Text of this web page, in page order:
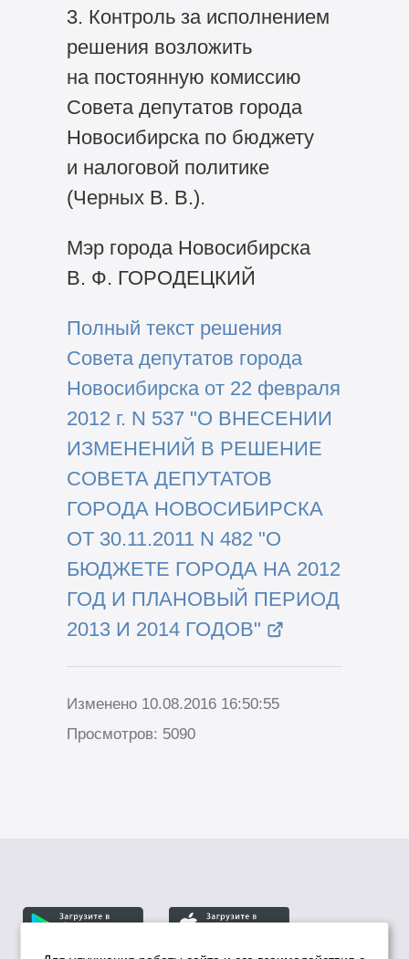
3. Контроль за исполнением
решения возложить
на постоянную комиссию
Совета депутатов города
Новосибирска по бюджету
и налоговой политике
(Черных В. В.).
Мэр города Новосибирска
В. Ф. ГОРОДЕЦКИЙ
Полный текст решения
Совета депутатов города
Новосибирска от 22 февраля
2012 г. N 537 "О ВНЕСЕНИИ
ИЗМЕНЕНИЙ В РЕШЕНИЕ
СОВЕТА ДЕПУТАТОВ
ГОРОДА НОВОСИБИРСКА
ОТ 30.11.2011 N 482 "О
БЮДЖЕТЕ ГОРОДА НА 2012
ГОД И ПЛАНОВЫЙ ПЕРИОД
2013 И 2014 ГОДОВ"
Изменено 10.08.2016 16:50:55
Просмотров: 5090